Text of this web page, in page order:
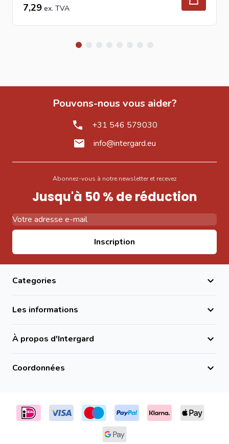
7,29
Pouvons-nous vous aider?
+31 546 579030
info@intergard.eu
Abonnez-vous à notre newsletter et recevez
Jusqu'à 50 % de réduction
Inscription
Categories
Les informations
À propos d'Intergard
Coordonnées